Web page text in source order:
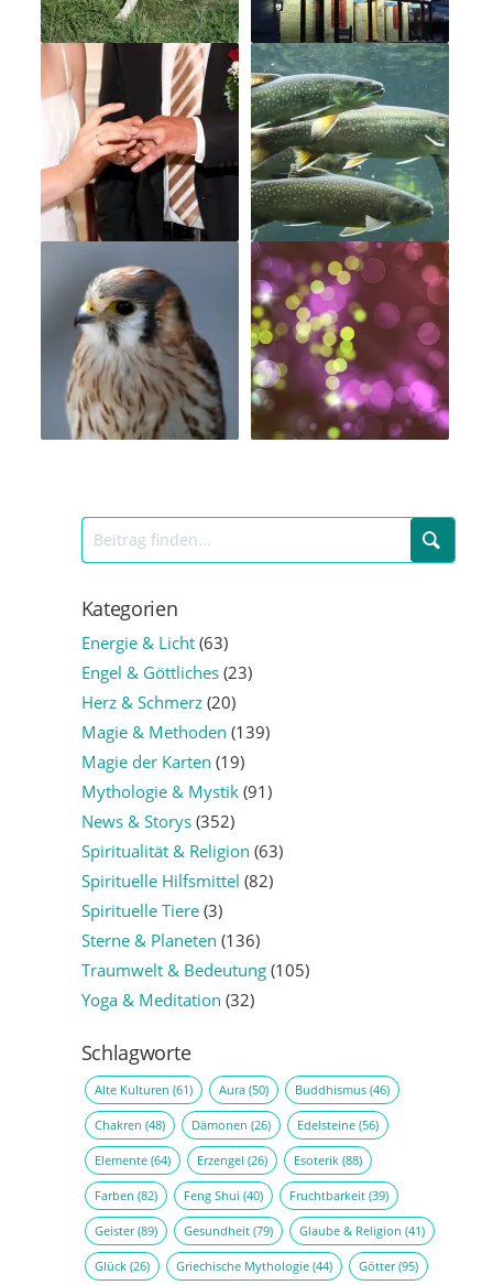
Kategorien
Energie & Licht(63)
Engel & Göttliches(23)
Herz & Schmerz(20)
Magie & Methoden (139)
Magie der Karten (19)
Mythologie & Mystik(91)
News & Storys(352)
Spiritualität & Religion (63)
Spirituelle Hilfsmittel (82)
Spirituelle Tiere(3)
Sterne & Planeten (136)
Traumwelt & Bedeutung(105)
Yoga & Meditation (32)
Schlagworte
Alte Kulturen (61) Aura(50) Buddhismus(46)
Chakren (48) Dämonen (26) Edelsteine(56)
Elemente(64) Erzengel (26) Esoterik(88)
Farben (82) Feng Shui (40) Fruchtbarkeit(39)
Geister(89) Gesundheit(79) Glaube & Religion (41)
Glück(26) Griechische Mythologie(44) Götter(95)